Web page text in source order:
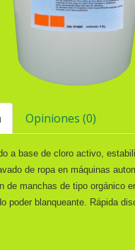
Opiniones (0)
a base de cloro activo,
de ropa en máquinas
de manchas de tipo orgánico
poder blanqueante. Rápida